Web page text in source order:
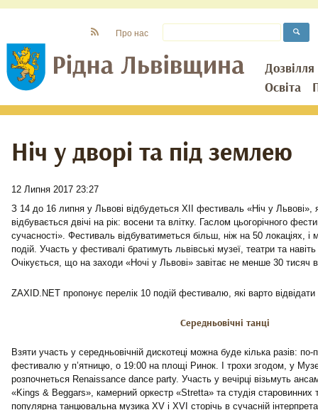
Дозвілля
Освіта
Про нас
Ніч у дворі та під землею
12 Липня 2017 23:27
З 14 до 16 липня у Львові відбудеться ХІІ фестиваль «Ніч у Львові»,
відбувається двічі на рік: восени та влітку. Гаслом цьогорічного
сучасності». Фестиваль відбуватиметься більш, ніж на 50 локаціях, і
подій. Участь у фестивалі братимуть львівські музеї, театри та
Очікується, що на заходи «Ночі у Львові» завітає не менше 30 тисяч
ZAXID.NET пропонує перелік 10 подій фестивалю, які варто відвідати
Середньовічні танці
Взяти участь у середньовічній дискотеці можна буде кілька разів: по-
фестивалю у п’ятницю, о 19:00 на площі Ринок. І трохи згодом, у
розпочнеться Renaissance dance party. Участь у вечірці візьмуть
«Kings & Beggars», камерний оркестр «Stretta» та студія старовинних
популярна танцювальна музика ХV і XVI сторічь в сучасній